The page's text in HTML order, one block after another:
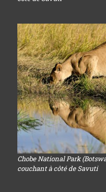
Chobe National Park
couchant à côté de Savuti